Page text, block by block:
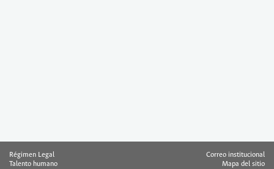
Régimen Legal
Talento humano
Correo institucional
Mapa del sitio